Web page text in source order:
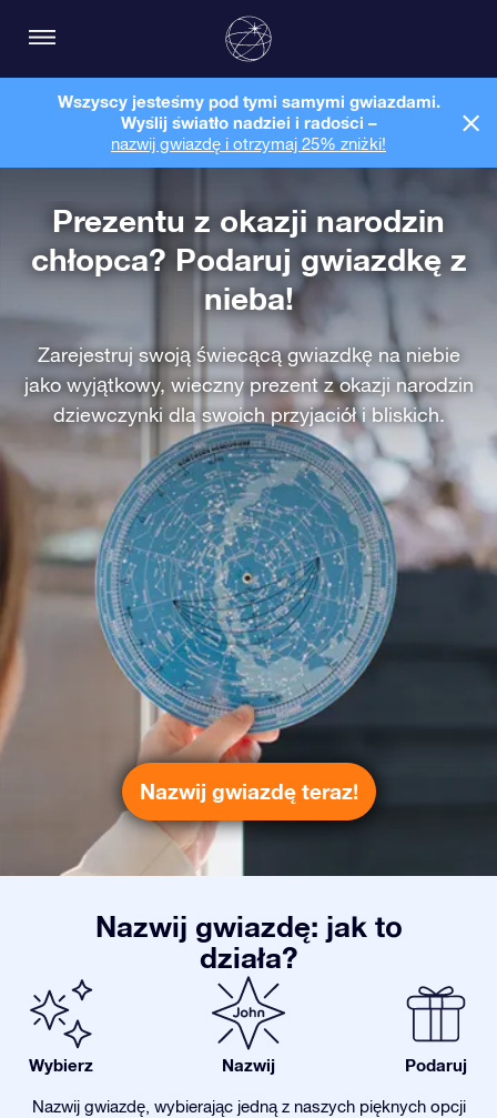
Wszyscy jesteśmy pod tymi samymi gwiazdami.
Wyślij światło nadziei i radości –
nazwij gwiazdę i otrzymaj 25% zniżki!
Prezentu z okazji narodzin
chłopca? Podaruj gwiazdkę z
nieba!
Zarejestruj swoją świecącą gwiazdkę na niebie
jako wyjątkowy, wieczny prezent z okazji narodzin
dziewczynki dla swoich przyjaciół i bliskich.
Nazwij gwiazdę teraz!
Nazwij gwiazdę: jak to
działa?
Wybierz Nazwij Podaruj
Nazwij gwiazdę, wybierając jedną z naszych pięknych opcji